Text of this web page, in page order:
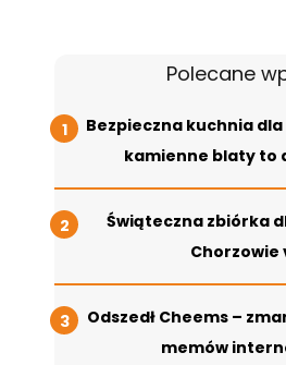
Polecane
Bezpieczna kuchnia
kamienne blaty to
Świąteczna zbiórka
Chorzowie
Odszedł Cheems –
memów